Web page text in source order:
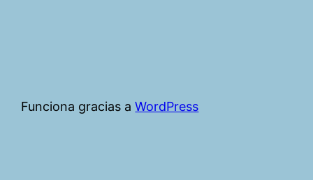
Funciona gracias aWordPress